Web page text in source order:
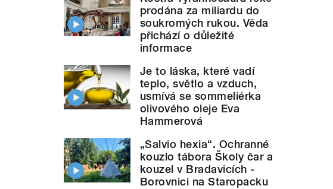
prodána za miliardu do
soukromých rukou. Věda
přichází o důležité
informace
Je to láska, které vadí
teplo, světlo a vzduch,
usmívá se sommeliérka
olivového oleje Eva
Hammerová
„Salvio hexia“. Ochranné
kouzlo tábora Školy čar a
kouzel v Bradavicích -
Borovnici na Staropacku